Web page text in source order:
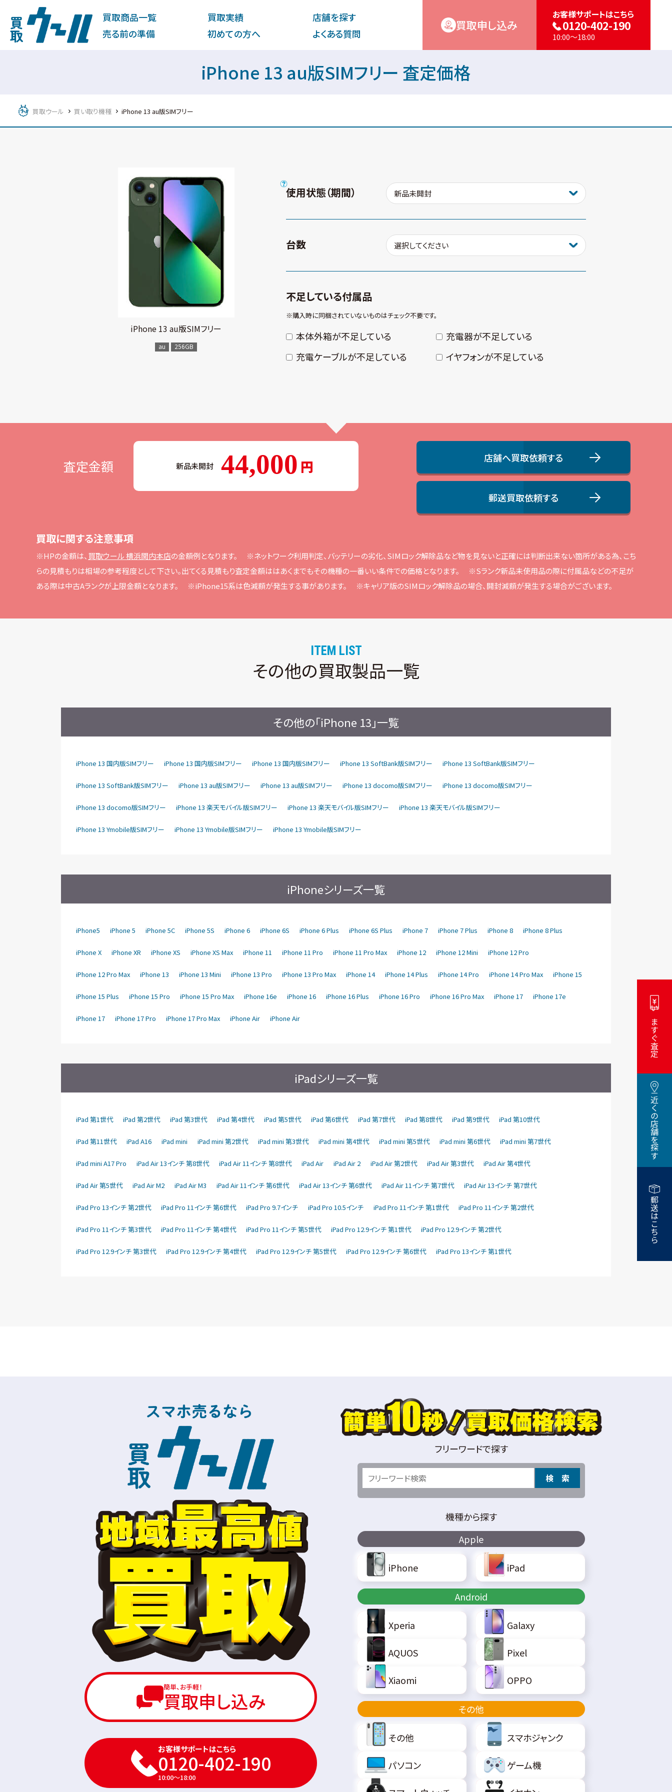
買取商品一覧 買取実績
店舗を探す
売る前の準備
初めての⽅へ よくある質問
買取申し込み
お客様サポートはこちら
0120-402-190
10:00～18:00
いますぐ査定
近くの店舗を探す
郵送はこちら
iPhone 13 au版SIMフリー 査定価格
買取ウール 買い取り機種 iPhone 13 au版SIMフリー
iPhone 13 au版SIMフリー
au 256GB
使用状態（期間）
台数
不足している付属品
※購⼊時に同梱されていないものはチェック不要です。
本体外箱が不⾜している
充電器が不⾜している
充電ケーブルが不⾜している
イヤフォンが不⾜している
査定金額 新品未開封 44,000 店舗へ買取依頼する
郵送買取依頼する
買取に関する注意事項
※HPの⾦額は、 買取ウール 横浜関内本店の⾦額例となります。
※ネットワーク利⽤判定、バッテリーの劣化、SIMロック解除品など物を⾒ないと正確には判断出来ない箇所がある為、こち
らの⾒積もりは相場の参考程度として下さい。出てくる⾒積もり査定⾦額ははあくまでもその機種の⼀番いい条件での価格となります。
※Sランク新品未使⽤品の際に付属品などの不⾜が
ある際は中古Aランクが上限⾦額となります。
※iPhone15系は⾊減額が発⽣する事があります。 ※キャリア版のSIMロック解除品の場合、開封減額が発⽣する場合がございます。
ITEM LIST
その他の買取製品一覧
その他の「iPhone 13」一覧
iPhone 13 国内版SIMフリー iPhone 13 国内版SIMフリー iPhone 13 国内版SIMフリー iPhone 13 SoftBank版SIMフリー iPhone 13 SoftBank版SIMフリー
iPhone 13 SoftBank版SIMフリー iPhone 13 au版SIMフリー iPhone 13 au版SIMフリー iPhone 13 docomo版SIMフリー iPhone 13 docomo版SIMフリー
iPhone 13 docomo版SIMフリー iPhone 13 楽天モバイル版SIMフリー iPhone 13 楽天モバイル版SIMフリー iPhone 13 楽天モバイル版SIMフリー
iPhone 13 Ymobile版SIMフリー iPhone 13 Ymobile版SIMフリー iPhone 13 Ymobile版SIMフリー
iPhoneシリーズ一覧
iPhone5 iPhone 5 iPhone 5C iPhone 5S iPhone 6 iPhone 6S iPhone 6 Plus iPhone 6S Plus iPhone 7 iPhone 7 Plus iPhone 8 iPhone 8 Plus
iPhone X iPhone XR iPhone XS iPhone XS Max iPhone 11 iPhone 11 Pro iPhone 11 Pro Max iPhone 12 iPhone 12 Mini iPhone 12 Pro
iPhone 12 Pro Max iPhone 13 iPhone 13 Mini iPhone 13 Pro iPhone 13 Pro Max iPhone 14 iPhone 14 Plus iPhone 14 Pro iPhone 14 Pro Max iPhone 15
iPhone 15 Plus iPhone 15 Pro iPhone 15 Pro Max iPhone 16e iPhone 16 iPhone 16 Plus iPhone 16 Pro iPhone 16 Pro Max iPhone 17 iPhone 17e
iPhone 17 iPhone 17 Pro iPhone 17 Pro Max iPhone Air iPhone Air
iPadシリーズ一覧
iPad 第1世代 iPad 第2世代 iPad 第3世代 iPad 第4世代 iPad 第5世代 iPad 第6世代 iPad 第7世代 iPad 第8世代 iPad 第9世代 iPad 第10世代
iPad 第11世代 iPad A16 iPad mini iPad mini 第2世代 iPad mini 第3世代 iPad mini 第4世代 iPad mini 第5世代 iPad mini 第6世代 iPad mini 第7世代
iPad mini A17 Pro iPad Air 13インチ 第8世代 iPad Air 11インチ 第8世代 iPad Air iPad Air 2 iPad Air 第2世代 iPad Air 第3世代 iPad Air 第4世代
iPad Air 第5世代 iPad Air M2 iPad Air M3 iPad Air 11インチ 第6世代 iPad Air 13インチ 第6世代 iPad Air 11インチ 第7世代 iPad Air 13インチ 第7世代
iPad Pro 13インチ 第2世代 iPad Pro 11インチ 第6世代 iPad Pro 9.7インチ iPad Pro 10.5インチ iPad Pro 11インチ 第1世代 iPad Pro 11インチ 第2世代
iPad Pro 11インチ 第3世代 iPad Pro 11インチ 第4世代 iPad Pro 11インチ 第5世代 iPad Pro 12.9インチ 第1世代 iPad Pro 12.9インチ 第2世代
iPad Pro 12.9インチ 第3世代 iPad Pro 12.9インチ 第4世代 iPad Pro 12.9インチ 第5世代 iPad Pro 12.9インチ 第6世代 iPad Pro 13インチ 第1世代
簡単、お手軽！
買取申し込み
お客様サポートはこちら
0120-402-190
10:00～18:00
フリーワードで探す
検 索
機種から探す
Apple
iPhone iPad
Android
Xperia Galaxy
AQUOS Pixel
Xiaomi OPPO
その他
その他 スマホジャンク
パソコン ゲーム機